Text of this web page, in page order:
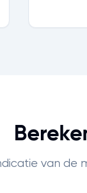
van de